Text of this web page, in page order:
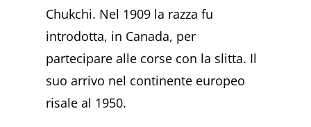
Chukchi. Nel 1909 la razza fu
introdotta, in Canada, per
partecipare alle corse con la slitta. Il
suo arrivo nel continente europeo
risale al 1950.